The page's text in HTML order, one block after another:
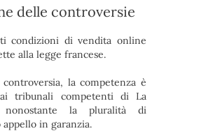
delle controversie
condizioni di vendita online
alla legge francese.
la competenza è
tribunali competenti di La
nonostante la pluralità di
in garanzia.